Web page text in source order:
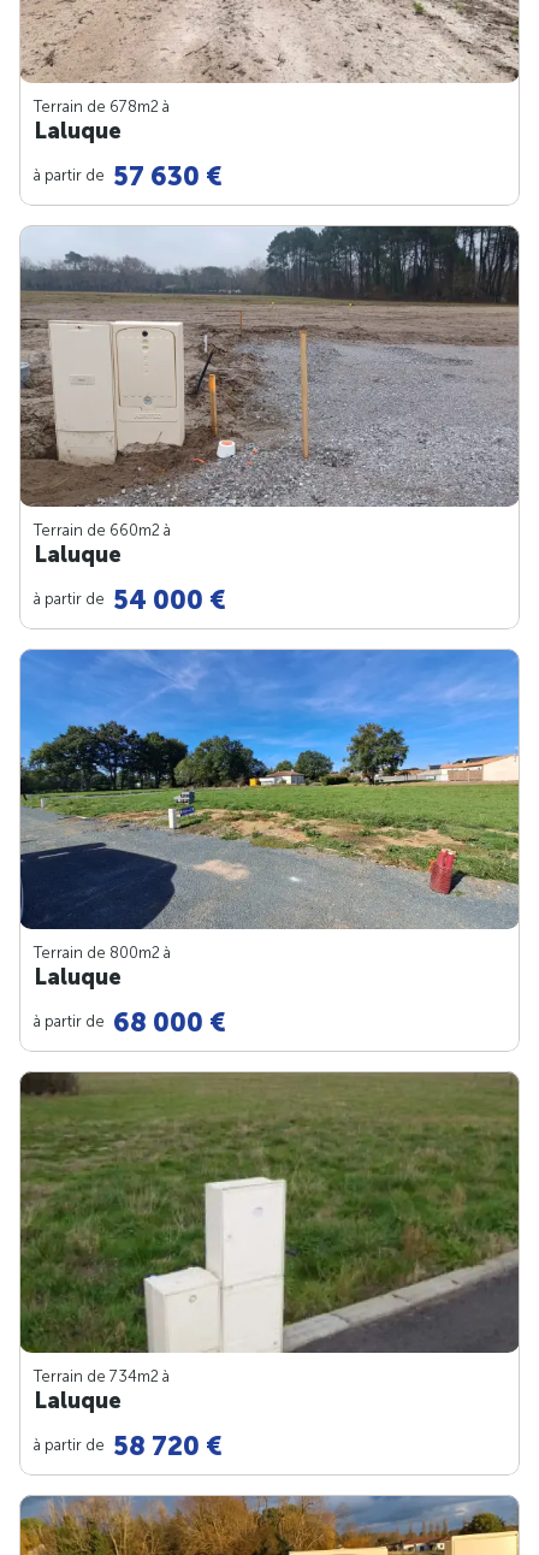
Terrain de 678m2 à
Laluque
à partir de 57 630 €
Terrain de 660m2 à
Laluque
à partir de 54 000 €
Terrain de 800m2 à
Laluque
à partir de 68 000 €
Terrain de 734m2 à
Laluque
à partir de 58 720 €